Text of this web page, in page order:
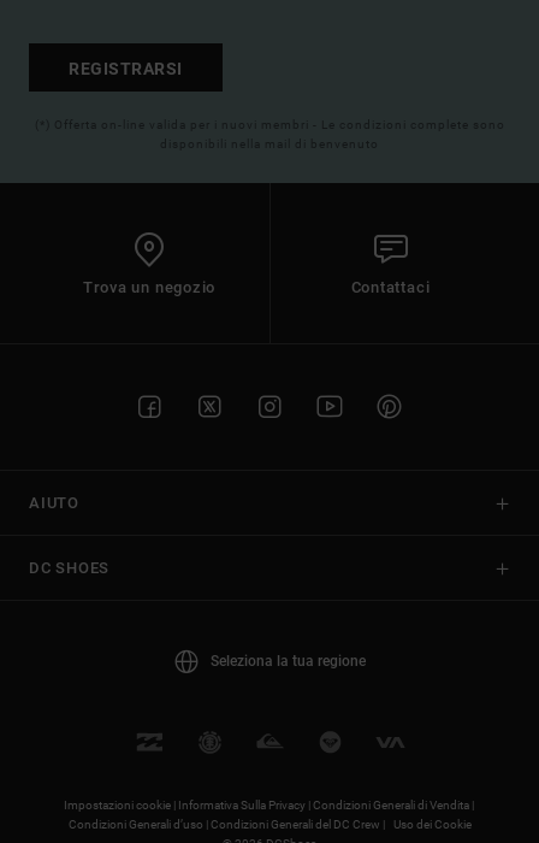
REGISTRARSI
(*) Offerta on-line valida per i nuovi membri - Le condizioni complete sono
disponibili nella mail di benvenuto
Trova un negozio Contattaci
AIUTO
DC SHOES
Seleziona la tua regione
Impostazioni cookie | Informativa Sulla Privacy |Condizioni Generali di Vendita |
Condizioni Generali d’uso |Condizioni Generali del DC Crew |
Uso dei Cookie